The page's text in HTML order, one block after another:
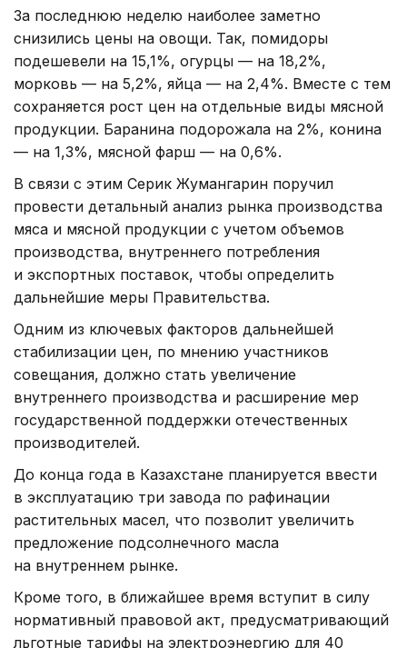
За последнюю неделю наиболее заметно
снизились цены на овощи. Так, помидоры
подешевели на 15,1%, огурцы — на 18,2%,
морковь — на 5,2%, яйца — на 2,4%. Вместе с тем
сохраняется рост цен на отдельные виды мясной
продукции. Баранина подорожала на 2%, конина
— на 1,3%, мясной фарш — на 0,6%.
В связи с этим Серик Жумангарин поручил
провести детальный анализ рынка производства
мяса и мясной продукции с учетом объемов
производства, внутреннего потребления
и экспортных поставок, чтобы определить
дальнейшие меры Правительства.
Одним из ключевых факторов дальнейшей
стабилизации цен, по мнению участников
совещания, должно стать увеличение
внутреннего производства и расширение мер
государственной поддержки отечественных
производителей.
До конца года в Казахстане планируется ввести
в эксплуатацию три завода по рафинации
растительных масел, что позволит увеличить
предложение подсолнечного масла
на внутреннем рынке.
Кроме того, в ближайшее время вступит в силу
нормативный правовой акт, предусматривающий
льготные тарифы на электроэнергию для 40